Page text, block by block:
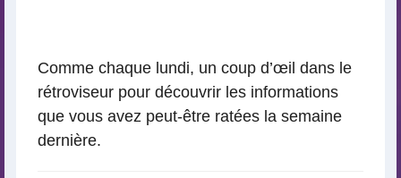
Comme chaque lundi, un coup d’œil dans le
rétroviseur pour découvrir les informations
que vous avez peut-être ratées la semaine
dernière.